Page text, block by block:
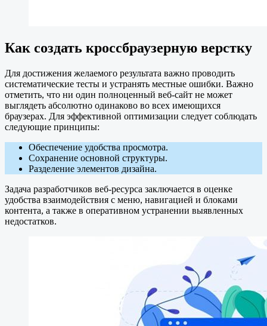
Как создать кроссбраузерную верстку
Для достижения желаемого результата важно проводить
систематические тесты и устранять местные ошибки. Важно
отметить, что ни один полноценный веб-сайт не может
выглядеть абсолютно одинаково во всех имеющихся
браузерах. Для эффективной оптимизации следует соблюдать
следующие принципы:
Обеспечение удобства просмотра.
Сохранение основной структуры.
Разделение элементов дизайна.
Задача разработчиков веб-ресурса заключается в оценке
удобства взаимодействия с меню, навигацией и блоками
контента, а также в оперативном устранении выявленных
недостатков.